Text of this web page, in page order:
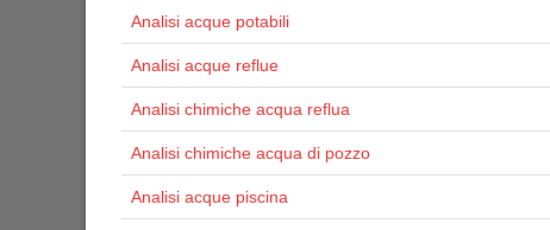
Analisi acque potabili
Analisi acque reflue
Analisi chimiche acqua reflua
Analisi chimiche acqua di pozzo
Analisi acque piscina